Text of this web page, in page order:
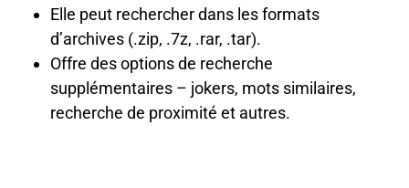
Elle peut rechercher dans les formats
d’archives (.zip, .7z, .rar, .tar).
Offre des options de recherche
supplémentaires – jokers, mots similaires,
recherche de proximité et autres.